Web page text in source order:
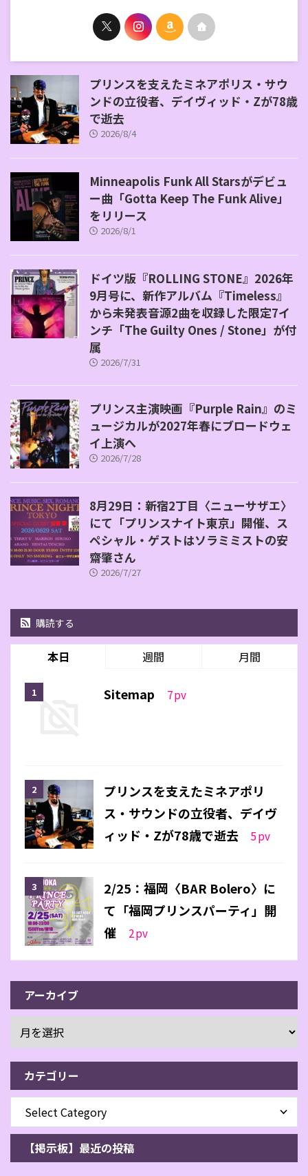
プリンスを支えたミネアポリス・サウ
ンドの立役者、デイヴィッド・Zが78歳
で逝去
2026/8/4
Minneapolis Funk All Starsがデビュ
ー曲「Gotta Keep The Funk Alive」
をリリース
2026/8/1
ドイツ版『ROLLING STONE』2026年
9月号に、新作アルバム『Timeless』
から未発表音源2曲を収録した限定7イ
ンチ「The Guilty Ones / Stone」が付
属
2026/7/31
プリンス主演映画『Purple Rain』のミ
ュージカルが2027年春にブロードウェ
イ上演へ
2026/7/28
8月29日：新宿2丁目〈ニューサザエ〉
にて「プリンスナイト東京」開催、ス
ペシャル・ゲストはソラミミストの安
齋肇さん
2026/7/27
購読する
本日 週間 月間
Sitemap 7pv
プリンスを支えたミネアポリ
ス・サウンドの立役者、デイヴ
ィッド・Zが78歳で逝去
5pv
2/25：福岡〈BAR Bolero〉に
て「福岡プリンスパーティ」開
催
2pv
アーカイブ
カテゴリー
【掲示板】最近の投稿